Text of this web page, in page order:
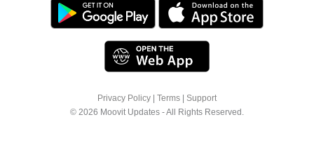
Privacy Policy Terms
Support
© 2026 Moovit Updates - All Rights Reserved.